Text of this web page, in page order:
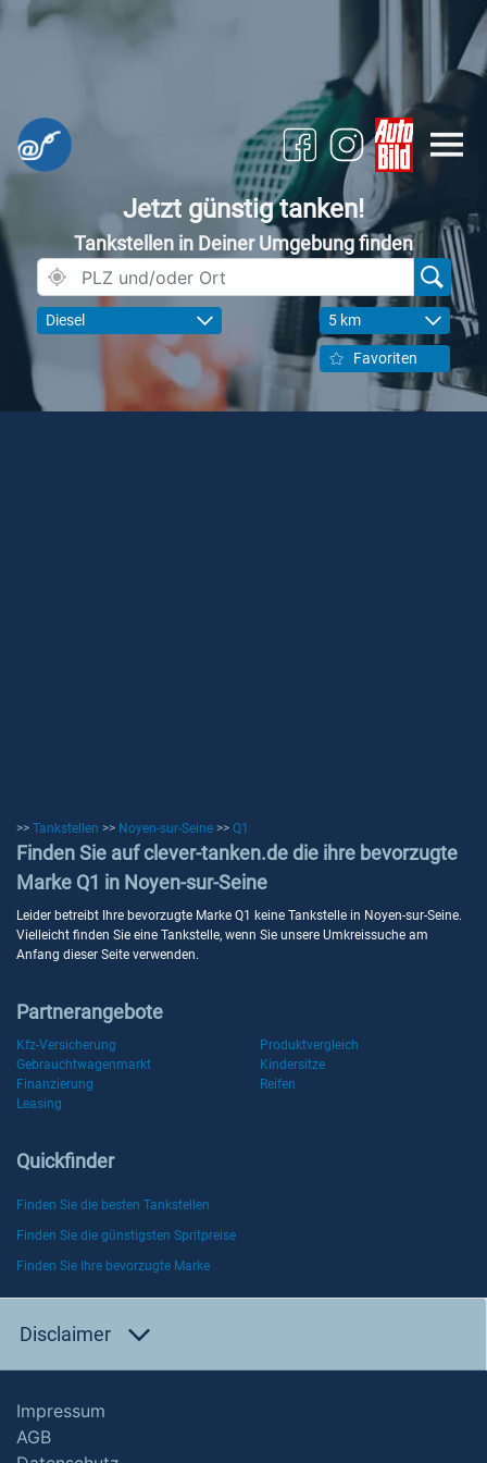
Jetzt günstig tanken!
Tankstellen in Deiner Umgebung finden
Diesel 5 km
Favoriten
>> Tankstellen >> Noyen-sur-Seine >> Q1
Finden Sie auf clever-tanken.de die ihre bevorzugte
Marke Q1 in Noyen-sur-Seine
Leider betreibt Ihre bevorzugte Marke Q1 keine Tankstelle in Noyen-sur-Seine.
Vielleicht finden Sie eine Tankstelle, wenn Sie unsere Umkreissuche am
Anfang dieser Seite verwenden.
Partnerangebote
Kfz-Versicherung
Produktvergleich
Gebrauchtwagenmarkt
Kindersitze
Finanzierung
Reifen
Leasing
Quickfinder
Finden Sie die besten Tankstellen
Finden Sie die günstigsten Spritpreise
Finden Sie Ihre bevorzugte Marke
Disclaimer
Impressum
AGB